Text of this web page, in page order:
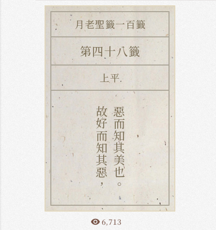
月老聖籤一百籤
第四十八籤
上平
故好而知其惡，惡而知其美也。
remove_red_eye 6,713